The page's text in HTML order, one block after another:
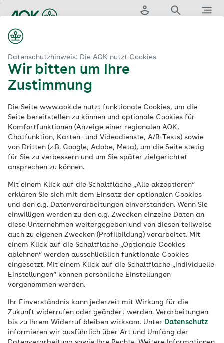
Datenschutzhinweis: Die AOK nutzt Cookies
Wir bitten um Ihre
Zustimmung
Die Seite www.aok.de nutzt funktionale Cookies, um die
Seite bereitstellen zu können und optionale Cookies für
Komfortfunktionen (Anzeige einer regionalen AOK,
Chatfunktion, Karten- und Videodienste, A/B-Tests) sowie
von Dritten (z.B. Google, Adobe, Meta), um die Seite stetig
für Sie zu verbessern und um Sie später zielgerichtet
ansprechen zu können.
Mit einem Klick auf die Schaltfläche „Alle akzeptieren“
erklären Sie sich mit dem Einsatz der optionalen Cookies
und den o.g. Datenverarbeitungen einverstanden. Wenn Sie
einwilligen werden zu den o.g. Zwecken einzelne Daten an
diese Unternehmen weitergegeben und von diesen teilweise
auch zu eigenen Zwecken (Profilbildung) verarbeitet. Mit
einem Klick auf die Schaltfläche „Optionale Cookies
ablehnen“ werden ausschließlich funktionale Cookies
eingesetzt. Mit einem Klick auf die Schaltfläche „Individuelle
Einstellungen“ können persönliche Einstellungen
vorgenommen werden.
Ihr Einverständnis kann jederzeit mit Wirkung für die
Zukunft widerrufen oder geändert werden. Verarbeitungen
bis zu Ihrem Widerruf bleiben wirksam. Unter Datenschutz
informieren wir ausführlich über Art und Umfang der
Hauptinhalt
AOK-Clarimedis0800 1
265 265
Benötigen Sie Unterstützung bei medizinischen
Fragen? Die Expertinnen und Experten von AOK-
Clarimedis beraten Sie persönlich – zum Beispiel bei
derArztsuche , derKrankenhauswahloder der
Suche nach einer Hebamme
Der medizinische Informationsservice ist
rund um die
Uhr an 365 Tagen im Jahrfür Sie erreichbar.
Mehr erfahren